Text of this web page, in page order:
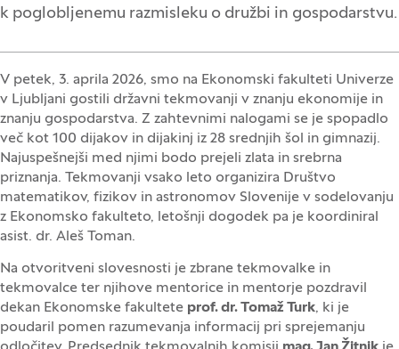
k poglobljenemu razmisleku o družbi in gospodarstvu.
V petek, 3. aprila 2026, smo na Ekonomski fakulteti Univerze
v Ljubljani gostili državni tekmovanji v znanju ekonomije in
znanju gospodarstva. Z zahtevnimi nalogami se je spopadlo
več kot 100 dijakov in dijakinj iz 28 srednjih šol in gimnazij.
Najuspešnejši med njimi bodo prejeli zlata in srebrna
priznanja. Tekmovanji vsako leto organizira Društvo
matematikov, fizikov in astronomov Slovenije v sodelovanju
z Ekonomsko fakulteto, letošnji dogodek pa je koordiniral
asist. dr. Aleš Toman.
Na otvoritveni slovesnosti je zbrane tekmovalke in
tekmovalce ter njihove mentorice in mentorje pozdravil
dekan Ekonomske fakultete prof. dr. Tomaž Turk, ki je
poudaril pomen razumevanja informacij pri sprejemanju